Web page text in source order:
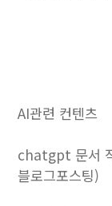
AI관련 컨텐츠
chatgpt 문서
블로그포스팅)